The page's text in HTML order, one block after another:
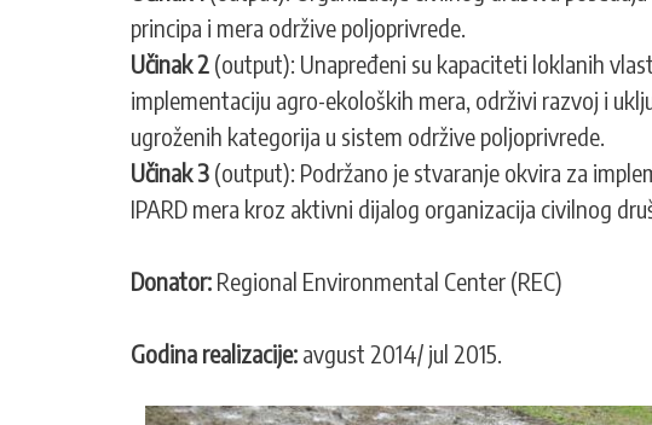
principa i mera održive poljoprivrede.
Učinak 2 (output): Unapređeni su kapaciteti loklanih
implementaciju agro-ekoloških mera, održivi razvoj i
ugroženih kategorija u sistem održive poljoprivrede.
Učinak 3 (output): Podržano je stvaranje okvira za
IPARD mera kroz aktivni dijalog organizacija civilnog
Donator: Regional Environmental Center (REC)
Godina realizacije: avgust 2014/ jul 2015.